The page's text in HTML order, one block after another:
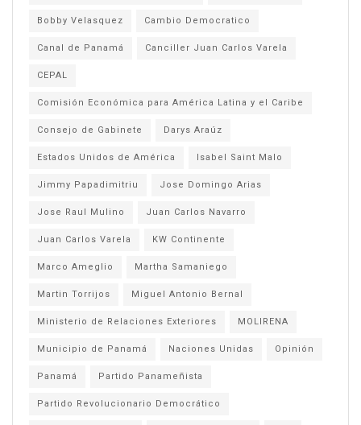
Bobby Velasquez Cambio Democratico
Canal de Panamá Canciller Juan Carlos Varela
CEPAL
Comisión Económica para América Latina y el Caribe
Consejo de Gabinete Darys Araúz
Estados Unidos de América Isabel Saint Malo
Jimmy Papadimitriu Jose Domingo Arias
Jose Raul Mulino Juan Carlos Navarro
Juan Carlos Varela KW Continente
Marco Ameglio Martha Samaniego
Martin Torrijos Miguel Antonio Bernal
Ministerio de Relaciones Exteriores MOLIRENA
Municipio de Panamá Naciones Unidas Opinión
Panamá Partido Panameñista
Partido Revolucionario Democrático